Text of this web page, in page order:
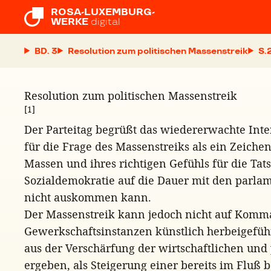
ROSA-LUXEMBURG-
WERKE digital
BD. 3 Resolution zum politischen Massenstreik S.
Resolution zum politischen Massenstreik
[1]
Der Parteitag begrüßt das wiedererwachte
für die Frage des Massenstreiks als ein
Massen und ihres richtigen Gefühls für die
Sozialdemokratie auf die Dauer mit den
nicht auskommen kann.
Der Massenstreik kann jedoch nicht auf
Gewerkschaftsinstanzen künstlich
aus der Verschärfung der wirtschaftlichen
ergeben, als Steigerung einer bereits im Fluß